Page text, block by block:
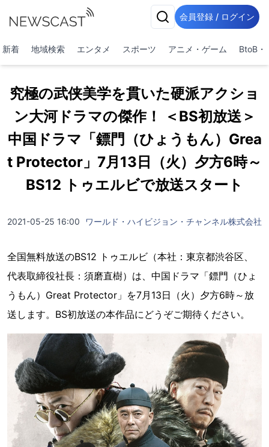
会員登録 / ログイン
新着 地域検索 エンタメ スポーツ アニメ・ゲーム BtoB・
究極の武侠美学を貫いた硬派アクショ
ン大河ドラマの傑作！ ＜BS初放送＞
中国ドラマ「鏢門（ひょうもん）Grea
t Protector」7月13日（火）夕方6時～
BS12 トゥエルビで放送スタート
2021-05-25 16:00 ワールド・ハイビジョン・チャンネル株式会社
全国無料放送のBS12 トゥエルビ（本社：東京都渋谷区、
代表取締役社長：須磨直樹）は、中国ドラマ「鏢門（ひょ
うもん）Great Protector」を7月13日（火）夕方6時～放
送します。BS初放送の本作品にどうぞご期待ください。